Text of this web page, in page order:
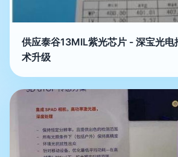
供应泰谷13MIL紫光芯片 - 深宝光电
术升级